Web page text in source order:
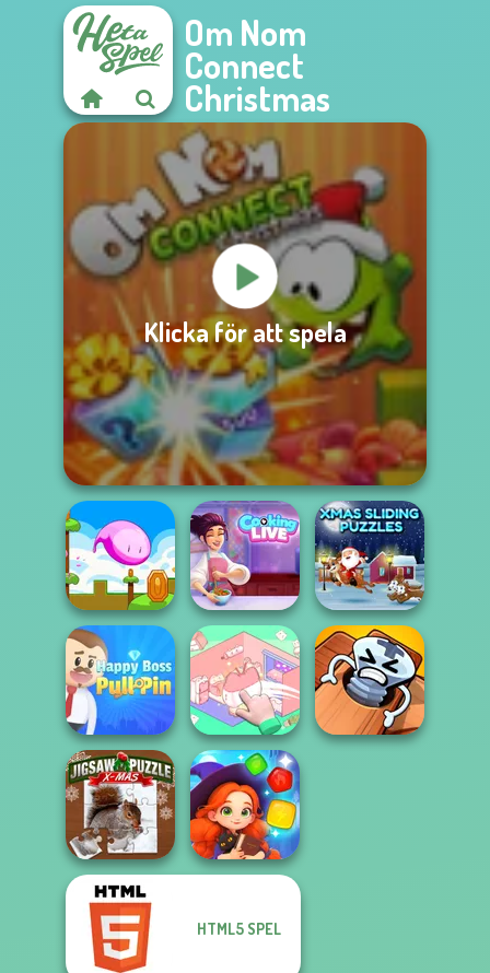
Om Nom
Connect
Christmas
Klicka för att spela
Mini Steps
Cooking Live: Be
a Chef&Cook
Xmas Sliding
Puzzles
Happy Boss Pull
Pin
Organization
Princess
Jigsaw Puzzle
XMas
Magic and
HTML5 SPEL